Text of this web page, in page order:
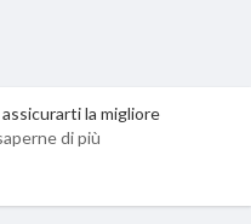
la migliore
di più